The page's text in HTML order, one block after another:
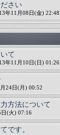
さい
年11月08日(金) 22:48
て
年11月10日(日) 01:26
24日(月) 00:52
方法について
(火) 07:16
です。